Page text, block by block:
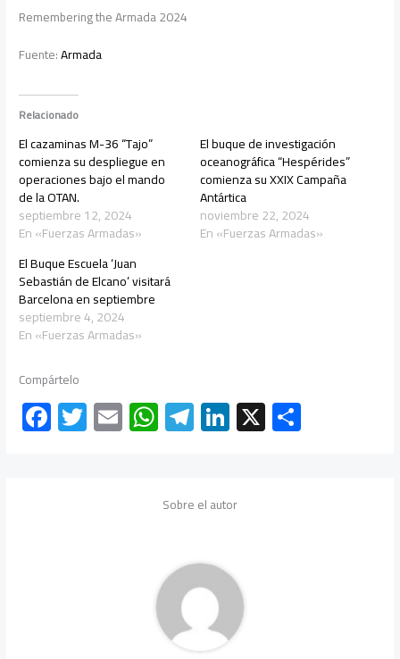
Remembering the Armada 2024
Fuente:Armada
Relacionado
El cazaminas M-36 “Tajo”
comienza su despliegue en
operaciones bajo el mando
de la OTAN.
septiembre 12, 2024
En «Fuerzas Armadas»
El buque de investigación
oceanográfica “Hespérides”
comienza su XXIX Campaña
Antártica
noviembre 22, 2024
En «Fuerzas Armadas»
El Buque Escuela ‘Juan
Sebastián de Elcano’ visitará
Barcelona en septiembre
septiembre 4, 2024
En «Fuerzas Armadas»
Compártelo
F
ac
T
wi
E
m
W
h
s
p
p
Te
le
a
Li
nk
dI
X
Sobre el autor